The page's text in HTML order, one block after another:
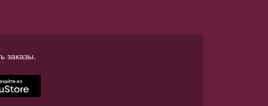
заказы.